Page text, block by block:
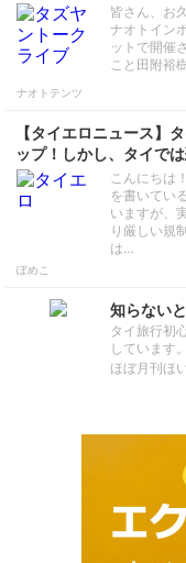
皆さん、お
ナオトイン
ットで開催
こと田附裕
ナオトテンツ
【タイエロニュース】
ップ！しかし、タイで
こんにちは
を書いてい
いますが、
り厳しい規
は…
ぽめこ
知らない
タイ旅行初
しています。
ほぼ月刊ほ